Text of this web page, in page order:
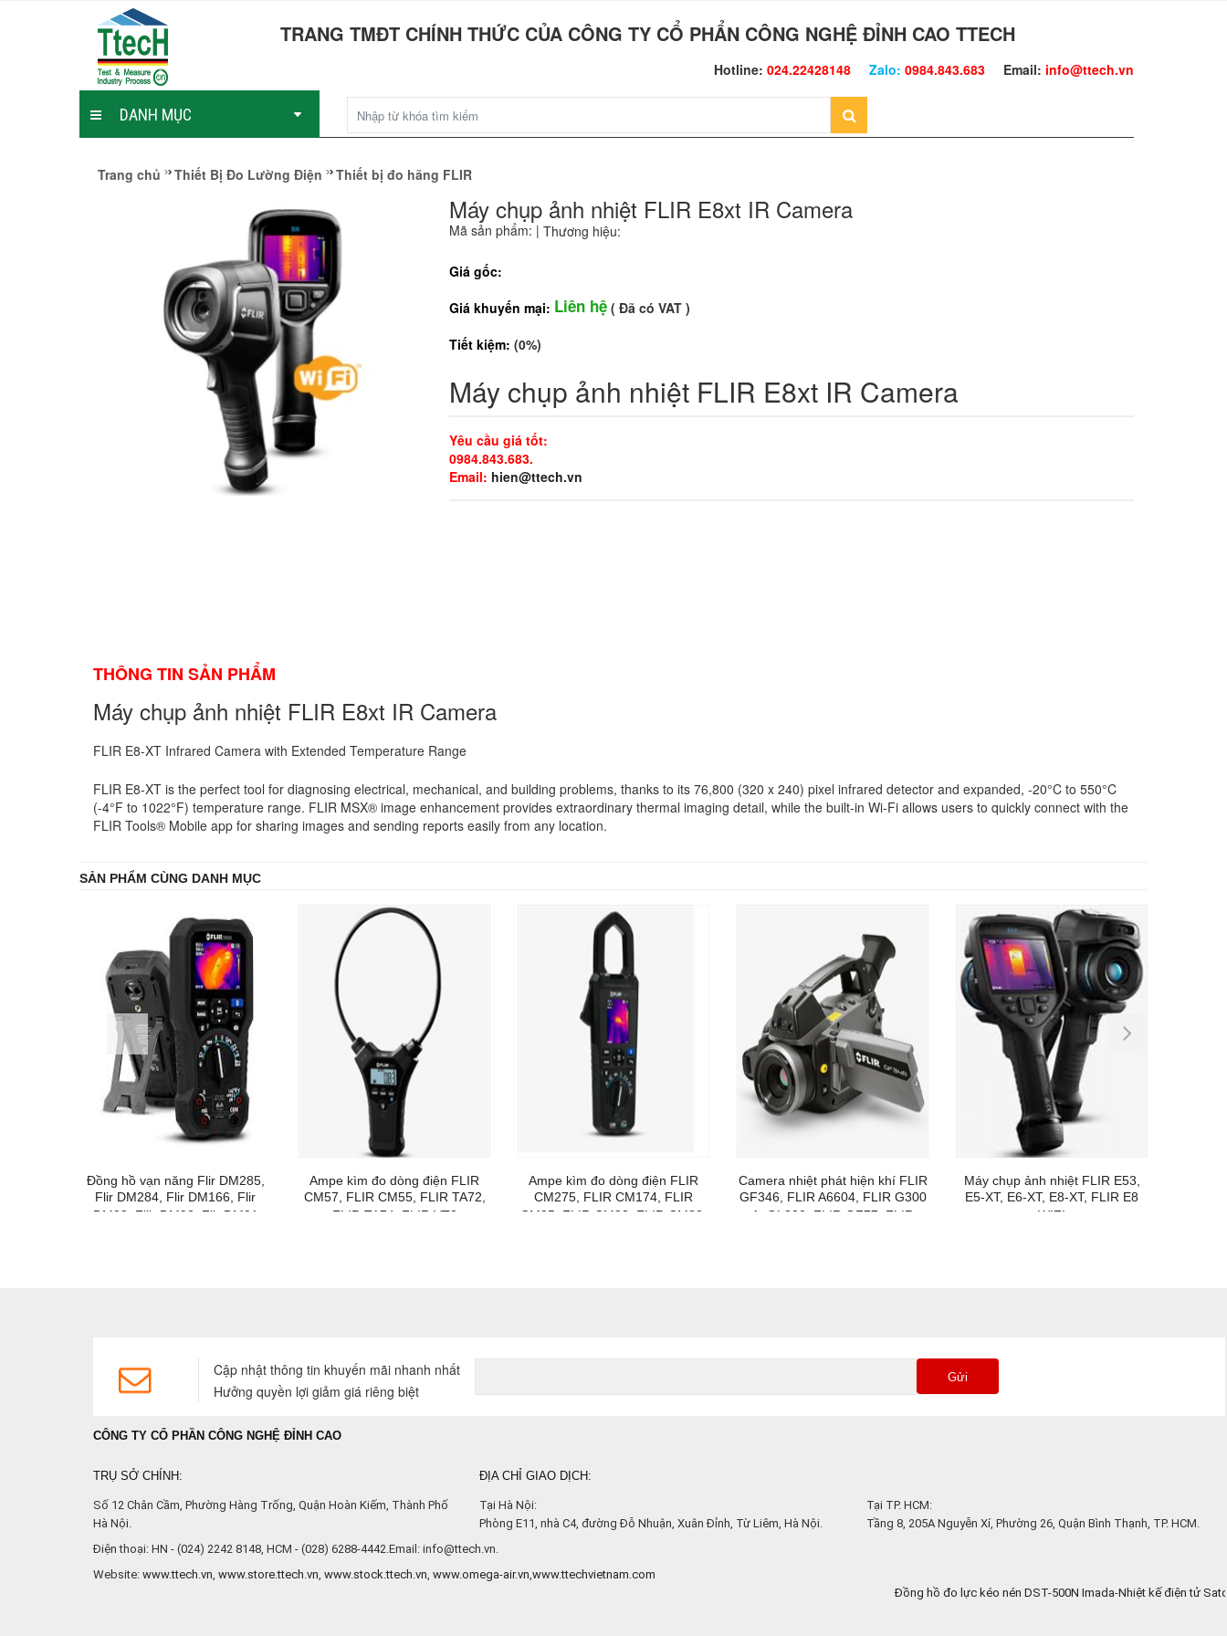
TRANG TMĐT CHÍNH THỨC CỦA CÔNG TY CỔ PHẨN CÔNG NGHỆ ĐỈNH CAO TTECH
Hotline: 024.22428148 Zalo: 0984.843.683 Email: info@ttech.vn
DANH MỤC
Trang chủ Thiết Bị Đo Lường Điện Thiết bị đo hãng FLIR
Máy chụp ảnh nhiệt FLIR E8xt IR Camera
Mã sản phẩm: | Thương hiệu:
Giá gốc:
Giá khuyến mại: Liên hệ ( Đã có VAT )
Tiết kiệm: (0%)
Máy chụp ảnh nhiệt FLIR E8xt IR Camera
Yêu cầu giá tốt:
0984.843.683.
Email: hien@ttech.vn
THÔNG TIN SẢN PHẨM
Máy chụp ảnh nhiệt FLIR E8xt IR Camera
FLIR E8-XT Infrared Camera with Extended Temperature Range
FLIR E8-XT is the perfect tool for diagnosing electrical, mechanical, and building problems, thanks to its 76,800 (320 x 240) pixel infrared detector and expanded, -20°C to 550°C
(-4°F to 1022°F) temperature range. FLIR MSX® image enhancement provides extraordinary thermal imaging detail, while the built-in Wi-Fi allows users to quickly connect with the
FLIR Tools® Mobile app for sharing images and sending reports easily from any location.
SẢN PHẨM CÙNG DANH MỤC
Đồng hồ vạn năng Flir DM285,
Flir DM284, Flir DM166, Flir
DM93, Fliir DM92, Flir DM91
Ampe kìm đo dòng điện FLIR
CM57, FLIR CM55, FLIR TA72,
FLIR TA74, FLIR VT8
Ampe kìm đo dòng điện FLIR
CM275, FLIR CM174, FLIR
CM85, FLIR CM83, FLIR CM82,
Camera nhiệt phát hiện khí FLIR
GF346, FLIR A6604, FLIR G300
A, QL320, FLIR GF77, FLIR
Máy chụp ảnh nhiệt FLIR E53,
E5-XT, E6-XT, E8-XT, FLIR E8
WIFI
Cập nhật thông tin khuyến mãi nhanh nhất
Hưởng quyền lợi giảm giá riêng biệt
Gửi
CÔNG TY CỔ PHẦN CÔNG NGHỆ ĐỈNH CAO
TRỤ SỞ CHÍNH:
Số 12 Chân Cầm, Phường Hàng Trống, Quận Hoàn Kiếm, Thành Phố
Hà Nội.
ĐỊA CHỈ GIAO DỊCH:
Tại Hà Nội:
Phòng E11, nhà C4, đường Đỗ Nhuận, Xuân Đỉnh, Từ Liêm, Hà Nội.
Tại TP. HCM:
Tầng 8, 205A Nguyễn Xí, Phường 26, Quận Bình Thạnh, TP. HCM.
Điện thoại: HN - (024) 2242 8148, HCM - (028) 6288-4442.Email: info@ttech.vn.
Website: www.ttech.vn, www.store.ttech.vn, www.stock.ttech.vn, www.omega-air.vn,www.ttechvietnam.com
Đồng hồ đo lực kéo nén DST-500N Imada-Nhiệt kế điện tử Sato SK-